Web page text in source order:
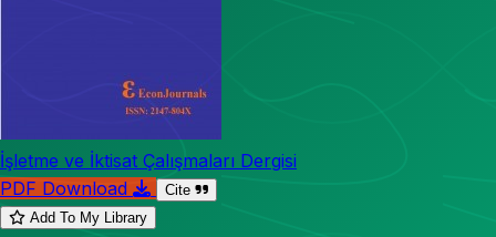
İşletme ve İktisat Çalışmaları Dergisi
PDF Download
Cite
Add To My Library